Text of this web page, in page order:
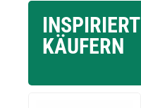
KÄUFERN